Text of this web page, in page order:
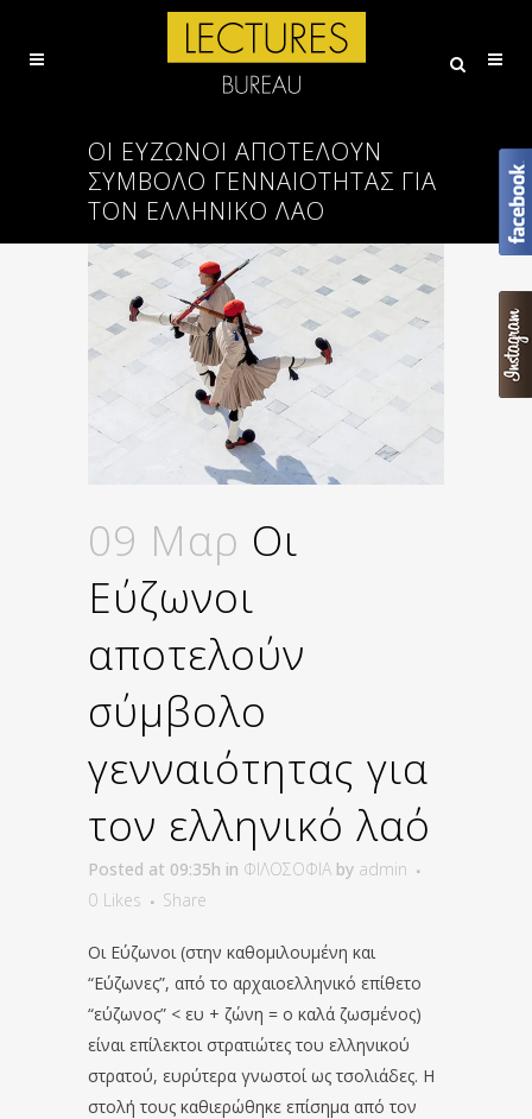
ΟΙ ΕΎΖΩΝΟΙ ΑΠΟΤΕΛΟΎΝ
ΣΎΜΒΟΛΟ ΓΕΝΝΑΙΌΤΗΤΑΣ ΓΙΑ
ΤΟΝ ΕΛΛΗΝΙΚΌ ΛΑΌ
09 Μαρ Οι
Εύζωνοι
αποτελούν
σύμβολο
γενναιότητας για
τον ελληνικό λαό
Posted at 09:35h in ΦΙΛΟΣΟΦΙΑ by admin
0 Likes Share
Οι Εύζωνοι (στην καθομιλουμένη και
“Εύζωνες”, από το αρχαιοελληνικό επίθετο
“εύζωνος” < ευ + ζώνη = ο καλά ζωσμένος)
είναι επίλεκτοι στρατιώτες του ελληνικού
στρατού, ευρύτερα γνωστοί ως τσολιάδες. Η
στολή τους καθιερώθηκε επίσημα από τον